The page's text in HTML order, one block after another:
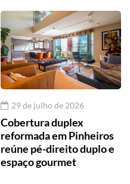
29 de julho de 2026
Cobertura duplex
reformada em Pinheiros
reúne pé-direito duplo e
espaço gourmet